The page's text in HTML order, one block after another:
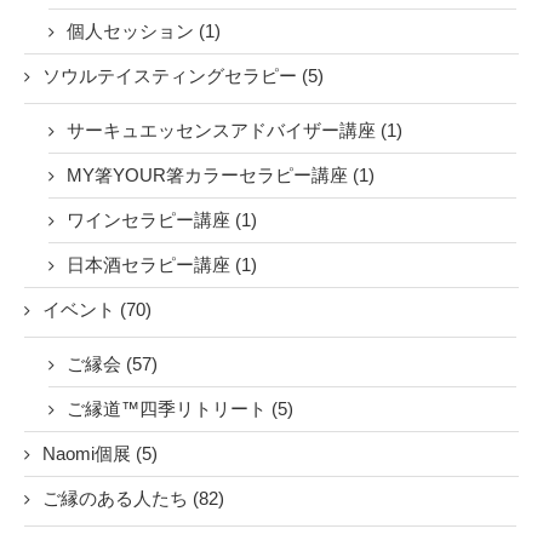
個人セッション (1)
ソウルテイスティングセラピー (5)
サーキュエッセンスアドバイザー講座 (1)
MY箸YOUR箸カラーセラピー講座 (1)
ワインセラピー講座 (1)
日本酒セラピー講座 (1)
イベント (70)
ご縁会 (57)
ご縁道™四季リトリート (5)
Naomi個展 (5)
ご縁のある人たち (82)